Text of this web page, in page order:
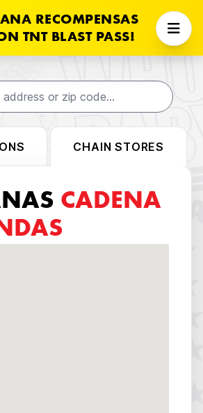
RECOMPENSAS
TNT BLAST PASS!
CHAIN STORES
CADENA